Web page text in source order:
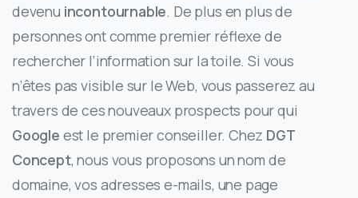
devenu incontournable. De plus en plus de
personnes ont comme premier réflexe de
rechercher l’information sur la toile. Si vous
n’êtes pas visible sur le Web, vous passerez au
travers de ces nouveaux prospects pour qui
Google est le premier conseiller. Chez DGT
Concept, nous vous proposons un nom de
domaine, vos adresses e-mails, une page